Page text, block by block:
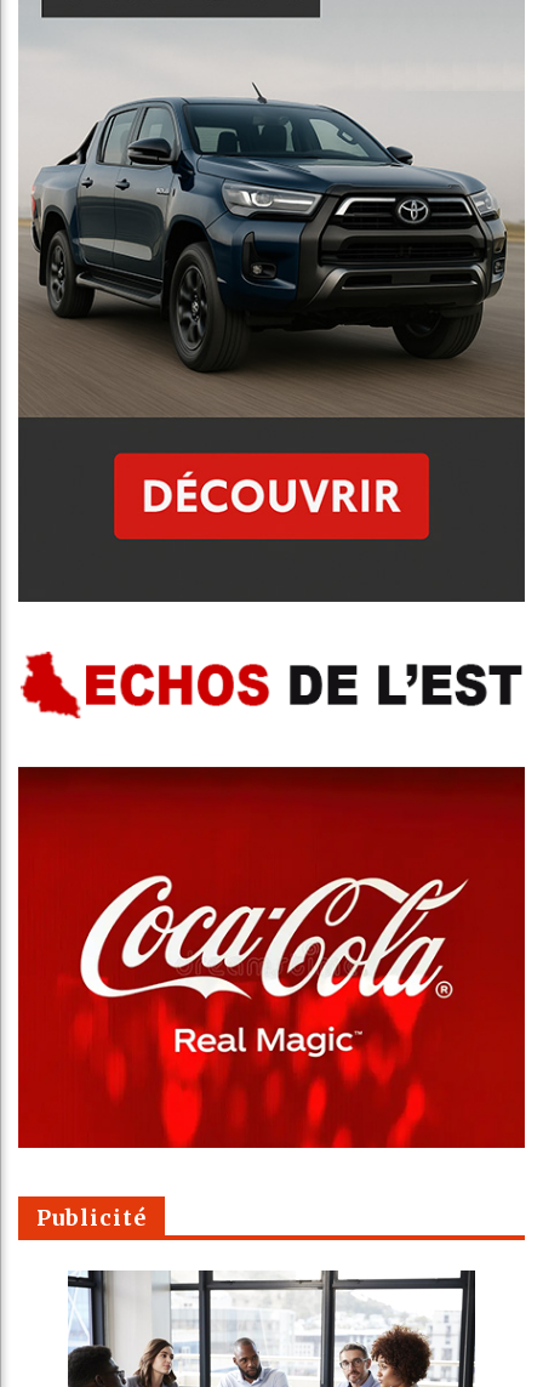
Publicité